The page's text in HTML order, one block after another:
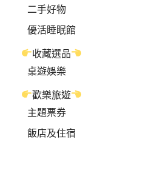
二手好物
優活睡眠館
收藏選品
桌遊娛樂
歡樂旅遊
主題票券
飯店及住宿